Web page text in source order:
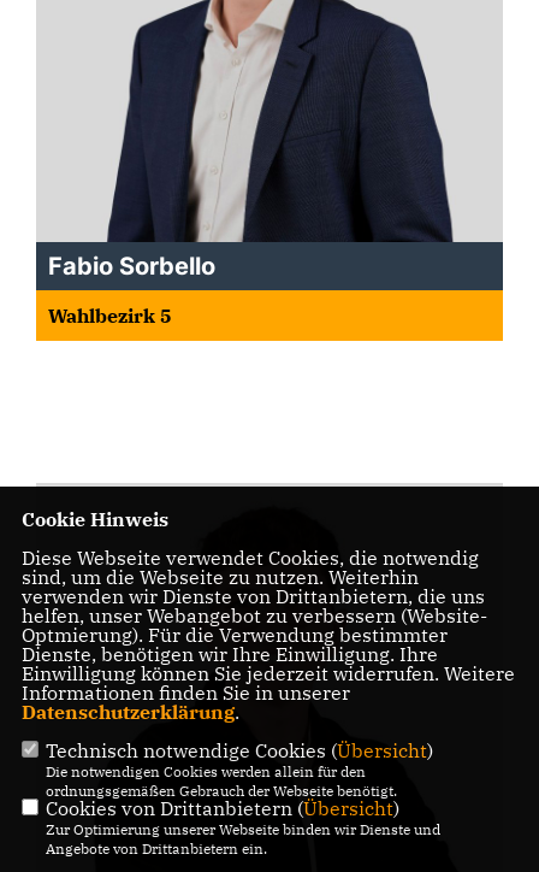
Fabio Sorbello
Wahlbezirk 5
Cookie Hinweis
Diese Webseite verwendet Cookies, die notwendig
sind, um die Webseite zu nutzen. Weiterhin
verwenden wir Dienste von Drittanbietern, die uns
helfen, unser Webangebot zu verbessern (Website-
Optmierung). Für die Verwendung bestimmter
Dienste, benötigen wir Ihre Einwilligung. Ihre
Einwilligung können Sie jederzeit widerrufen. Weitere
Informationen finden Sie in unserer
Datenschutzerklärung.
Technisch notwendige Cookies (Übersicht)
Die notwendigen Cookies werden allein für den
ordnungsgemäßen Gebrauch der Webseite benötigt.
Cookies von Drittanbietern (Übersicht)
Zur Optimierung unserer Webseite binden wir Dienste und
Angebote von Drittanbietern ein.